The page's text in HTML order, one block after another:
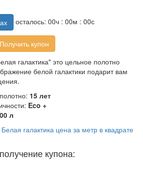
осталось: 00ч : 00м : 00с
Получить купон
галактика" это цельное полотно
белой галактики подарит вам
15 лет
Eco +
л
купона: